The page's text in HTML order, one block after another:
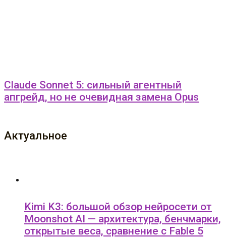
Claude Sonnet 5: сильный агентный
апгрейд, но не очевидная замена Opus
Актуальное
Kimi K3: большой обзор нейросети от
Moonshot AI — архитектура, бенчмарки,
открытые веса, сравнение с Fable 5